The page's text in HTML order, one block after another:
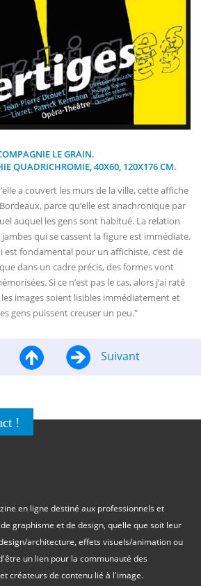
LE GRAIN.
QUADRICHROMIE, 40X60, 120X176 CM.
a couvert les murs de la ville, cette affiche
parce qu’elle est anachronique par
auquel les gens sont habitué. La relation
qui se cassent la figure est immédiate.
est fondamental pour un affichiste, c’est de
dans un cadre précis, des formes vont
Si ce n’est pas le cas, alors j’ai raté
les images soient lisibles immédiatement et
gens puissent creuser un peu."
Suivant
!
en ligne destiné aux professionnels et
graphisme et de design, quelle que soit leur
architecture, effets visuels/animation ou
un lien pour la communauté des
créateurs de contenu lié à l'image.